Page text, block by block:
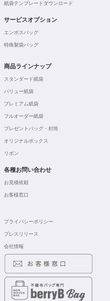
紙袋テンプレートダウンロード
サービスオプション
エンボスバッグ
特殊製袋バッグ
商品ラインナップ
スタンダード紙袋
バリュー紙袋
プレミアム紙袋
フルオーダー紙袋
プレゼントバッグ・封筒
オリジナルボックス
リボン
各種お問い合わせ
お見積依頼
お客様窓口
プライバシーポリシー
プレスリリース
会社情報